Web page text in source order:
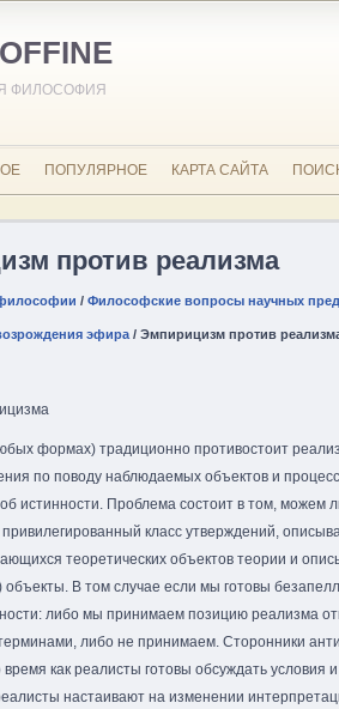
ФИЛОСОФИЯ
ПОПУЛЯРНОЕ КАРТА САЙТА
против реализма
/ Философские вопросы научных
эфира / Эмпирицизм против
формах) традиционно противостоит
по поводу наблюдаемых объектов и
истинности. Проблема состоит в том, можем
класс утверждений,
теоретических объектов теории и
В том случае если мы готовы
либо мы принимаем позицию реализма
либо не принимаем. Сторонники
как реалисты готовы обсуждать
настаивают на изменении